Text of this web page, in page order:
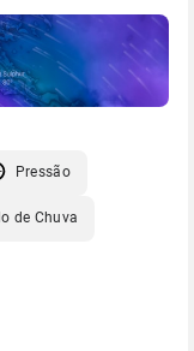
Pressão
de Chuva